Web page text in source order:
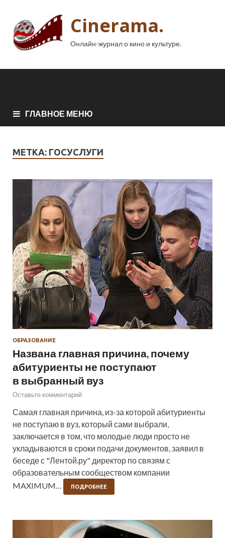
Cinerama.
Онлайн-журнал о кино и культуре.
ГЛАВНОЕ МЕНЮ
МЕТКА: ГОСУСЛУГИ
ОБРАЗОВАНИЕ
Названа главная причина, почему
абитуриенты не поступают
в выбранный вуз
Оставьте комментарий
Самая главная причина, из-за которой абитуриенты
не поступаю в вуз, который сами выбрали,
заключается в том, что молодые люди просто не
укладываются в сроки подачи документов, заявил в
беседе с "Лентой.ру" директор по связям с
образовательным сообществом компании
MAXIMUM…
ПОДРОБНЕЕ